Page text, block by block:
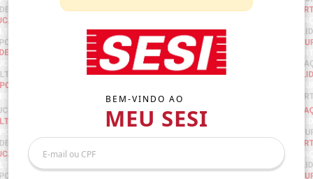
BEM-VINDO AO
MEU SESI